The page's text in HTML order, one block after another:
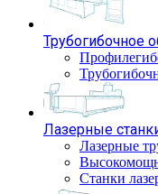
Трубогибочное
Лазерные
Лазерные
Станки